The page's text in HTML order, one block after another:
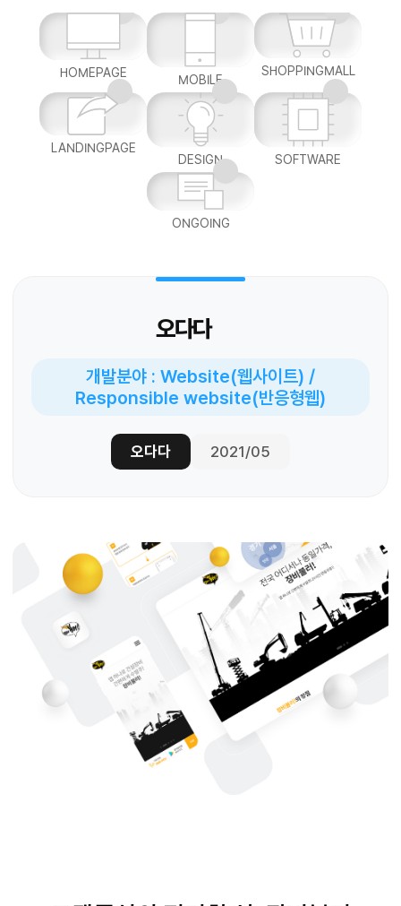
HOMEPAGE MOBILE
SHOPPINGMALL
LANDINGPAGE
DESIGN
SOFTWARE
ONGOING
오다다
개발분야 : Website(웹사이트) /
Responsible website(반응형웹)
오다다 2021/05